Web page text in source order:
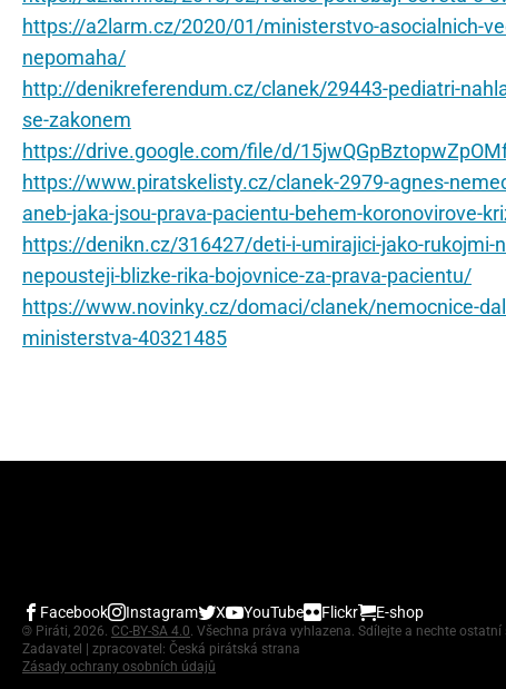
https://a2larm.cz/2020/01/ministerstvo-asocialnich-
nepomaha/
http://denikreferendum.cz/clanek/29443-pediatri-
se-zakonem
https://drive.google.com/file/d/
https://www.piratskelisty.cz/clanek-2979-agnes-
aneb-jaka-jsou-prava-pacientu-behem-koronovirove-
https://denikn.cz/316427/deti-i-umirajici-jako-rukojmi-
nepousteji-blizke-rika-bojovnice-za-prava-pacientu/
https://www.novinky.cz/domaci/clanek/nemocnice-
ministerstva-40321485
Facebook Instagram X YouTube Flickr E-shop
© Piráti, 2026. CC-BY-SA 4.0. Všechna práva vyhlazena. Sdílejte a nechte
Zadavatel | zpracovatel: Česká pirátská strana
Zásady ochrany osobních údajů